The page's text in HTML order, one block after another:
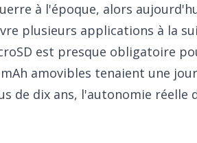
à l'époque, alors
plusieurs applications à la
est presque obligatoire
amovibles tenaient une
de dix ans, l'autonomie réelle